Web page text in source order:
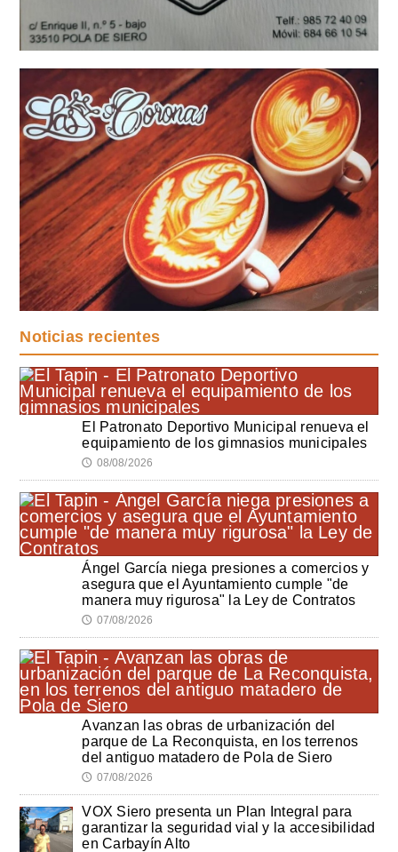
Noticias recientes
El Patronato Deportivo Municipal renueva el
equipamiento de los gimnasios municipales
🕔 08/08/2026
Ángel García niega presiones a comercios y
asegura que el Ayuntamiento cumple "de
manera muy rigurosa" la Ley de Contratos
🕔 07/08/2026
Avanzan las obras de urbanización del
parque de La Reconquista, en los terrenos
del antiguo matadero de Pola de Siero
🕔 07/08/2026
VOX Siero presenta un Plan Integral para
garantizar la seguridad vial y la accesibilidad
en Carbayín Alto